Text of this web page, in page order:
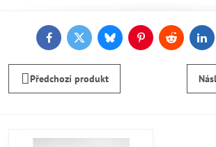
FacebookTwitterBlueskyPinterestReddit
Předchozí produkt